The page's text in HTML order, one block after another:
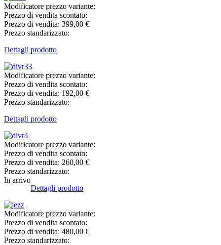
Modificatore prezzo variante:
Prezzo di vendita scontato:
Prezzo di vendita: 399,00 €
Prezzo standarizzato:
Dettagli prodotto
Modificatore prezzo variante:
Prezzo di vendita scontato:
Prezzo di vendita: 192,00 €
Prezzo standarizzato:
Dettagli prodotto
Modificatore prezzo variante:
Prezzo di vendita scontato:
Prezzo di vendita: 260,00 €
Prezzo standarizzato:
In arrivo
Dettagli prodotto
Modificatore prezzo variante:
Prezzo di vendita scontato:
Prezzo di vendita: 480,00 €
Prezzo standarizzato: